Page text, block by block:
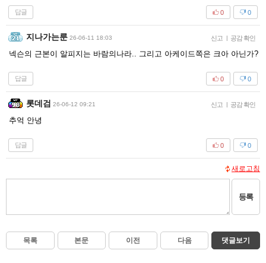
답글 0
0
지나가는룬 26-06-11 18:03 신고 | 공감 확인
넥슨의 근본이 알피지는 바람의나라.. 그리고 아케이드쪽은 크아 아닌가?
답글 0
0
롯데검 26-06-12 09:21 신고 | 공감 확인
추억 안녕
답글 0
0
새로고침
등록
목록 본문 이전 다음 댓글보기